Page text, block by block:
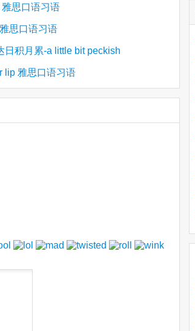
思口语习语
思口语习语
日积月累-a little bit peckish
lip 雅思口语习语